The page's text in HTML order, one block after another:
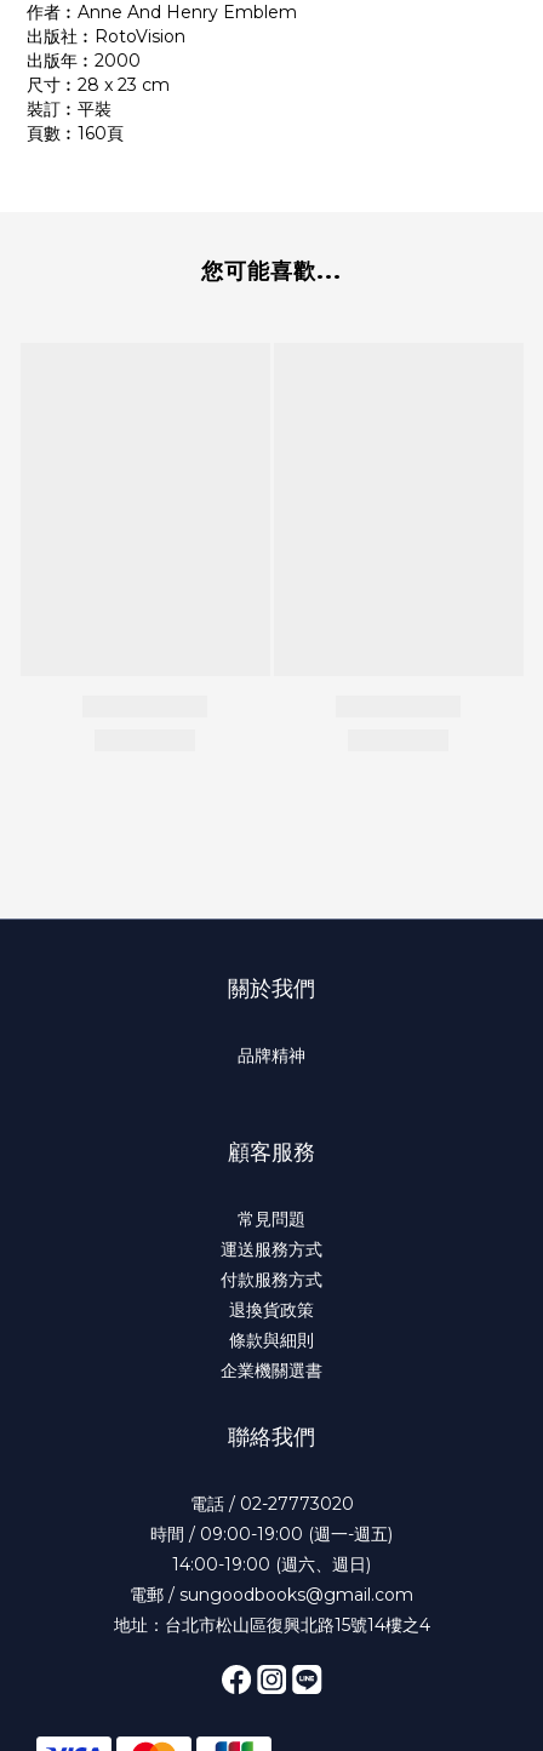
作者︰Anne And Henry Emblem
出版社︰RotoVision
出版年︰2000
尺寸︰28 x 23 cm
裝訂︰平裝
頁數︰160頁
您可能喜歡...
關於我們
品牌精神
顧客服務
常見問題
運送服務方式
付款服務方式
退換貨政策
條款與細則
企業機關選書
聯絡我們
電話 / 02-27773020
時間 / 09:00-19:00 (週一-週五)
14:00-19:00 (週六、週日)
電郵 / sungoodbooks@gmail.com
地址：台北市松山區復興北路15號14樓之4